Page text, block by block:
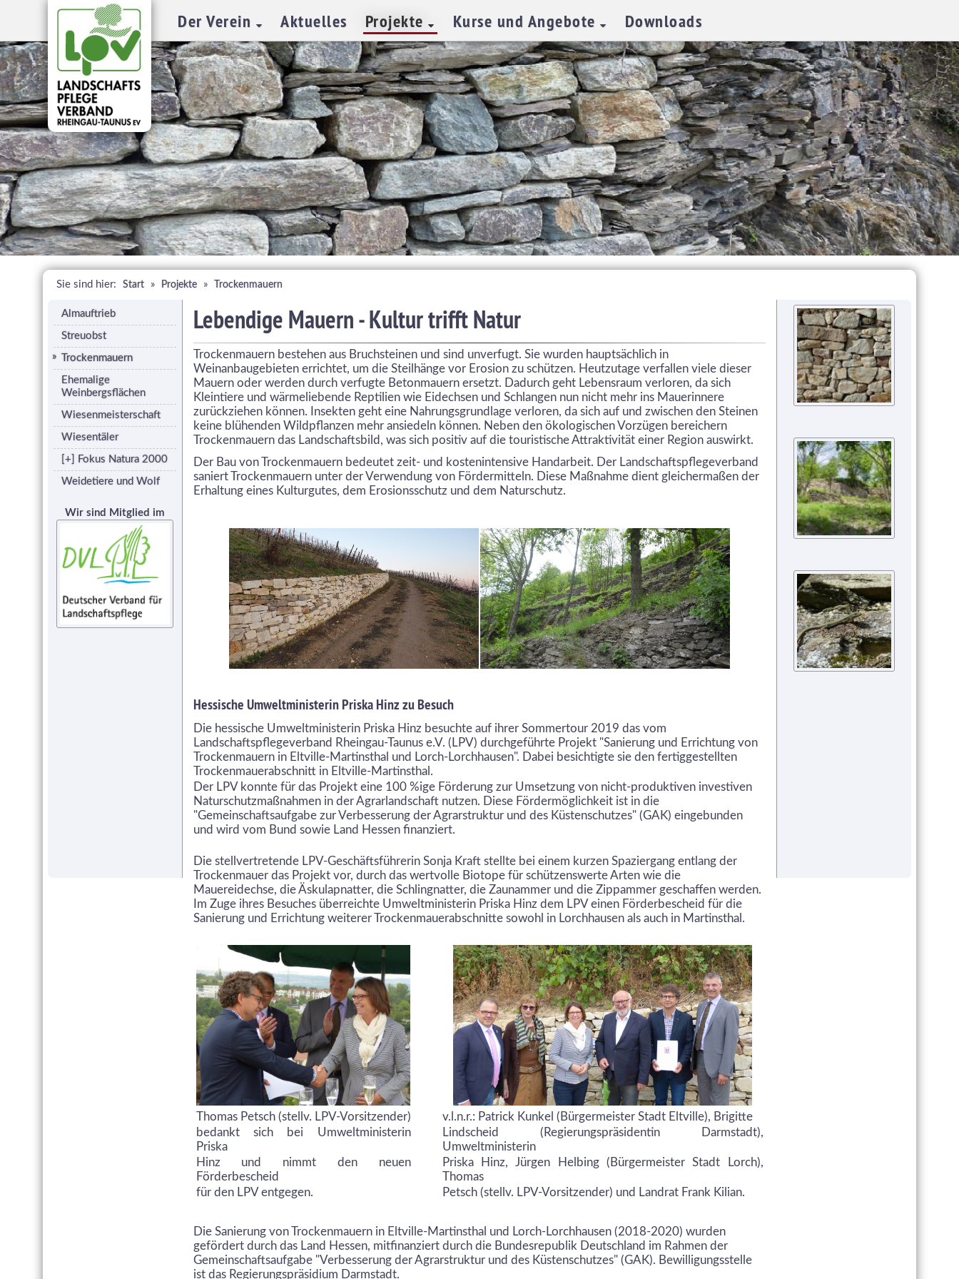
Der Verein Aktuelles Projekte Kurse und Angebote Downloads
Sie sind hier: Start » Projekte » Trockenmauern
Almauftrieb
Streuobst
Trockenmauern
Ehemalige
Weinbergsflächen
Wiesenmeisterschaft
Wiesentäler
[+] Fokus Natura 2000
Weidetiere und Wolf
Wir sind Mitglied im
Lebendige Mauern - Kultur trifft Natur
Trockenmauern bestehen aus Bruchsteinen und sind unverfugt. Sie wurden hauptsächlich in
Weinanbaugebieten errichtet, um die Steilhänge vor Erosion zu schützen. Heutzutage verfallen viele dieser
Mauern oder werden durch verfugte Betonmauern ersetzt. Dadurch geht Lebensraum verloren, da sich
Kleintiere und wärmeliebende Reptilien wie Eidechsen und Schlangen nun nicht mehr ins Mauerinnere
zurückziehen können. Insekten geht eine Nahrungsgrundlage verloren, da sich auf und zwischen den Steinen
keine blühenden Wildpflanzen mehr ansiedeln können. Neben den ökologischen Vorzügen bereichern
Trockenmauern das Landschaftsbild, was sich positiv auf die touristische Attraktivität einer Region auswirkt.
Der Bau von Trockenmauern bedeutet zeit- und kostenintensive Handarbeit. Der Landschaftspflegeverband
saniert Trockenmauern unter der Verwendung von Fördermitteln. Diese Maßnahme dient gleichermaßen der
Erhaltung eines Kulturgutes, dem Erosionsschutz und dem Naturschutz.
Hessische Umweltministerin Priska Hinz zu Besuch
Die hessische Umweltministerin Priska Hinz besuchte auf ihrer Sommertour 2019 das vom
Landschaftspflegeverband Rheingau-Taunus e.V. (LPV) durchgeführte Projekt "Sanierung und Errichtung von
Trockenmauern in Eltville-Martinsthal und Lorch-Lorchhausen". Dabei besichtigte sie den fertiggestellten
Trockenmauerabschnitt in Eltville-Martinsthal.
Der LPV konnte für das Projekt eine 100 %ige Förderung zur Umsetzung von nicht-produktiven investiven
Naturschutzmaßnahmen in der Agrarlandschaft nutzen. Diese Fördermöglichkeit ist in die
"Gemeinschaftsaufgabe zur Verbesserung der Agrarstruktur und des Küstenschutzes" (GAK) eingebunden
und wird vom Bund sowie Land Hessen finanziert.
Die stellvertretende LPV-Geschäftsführerin Sonja Kraft stellte bei einem kurzen Spaziergang entlang der
Trockenmauer das Projekt vor, durch das wertvolle Biotope für schützenswerte Arten wie die
Mauereidechse, die Äskulapnatter, die Schlingnatter, die Zaunammer und die Zippammer geschaffen werden.
Im Zuge ihres Besuches überreichte Umweltministerin Priska Hinz dem LPV einen Förderbescheid für die
Sanierung und Errichtung weiterer Trockenmauerabschnitte sowohl in Lorchhausen als auch in Martinsthal.
Thomas Petsch (stellv. LPV-Vorsitzender)
bedankt sich bei Umweltministerin
Priska
Hinz und nimmt den neuen
Förderbescheid
für den LPV entgegen.
v.l.n.r.: Patrick Kunkel (Bürgermeister Stadt Eltville), Brigitte
Lindscheid (Regierungspräsidentin Darmstadt),
Umweltministerin
Priska Hinz, Jürgen Helbing (Bürgermeister Stadt Lorch),
Thomas
Petsch (stellv. LPV-Vorsitzender) und Landrat Frank Kilian.
Die Sanierung von Trockenmauern in Eltville-Martinsthal und Lorch-Lorchhausen (2018-2020) wurden
gefördert durch das Land Hessen, mitfinanziert durch die Bundesrepublik Deutschland im Rahmen der
Gemeinschaftsaufgabe "Verbesserung der Agrarstruktur und des Küstenschutzes" (GAK). Bewilligungsstelle
ist das Regierungspräsidium Darmstadt.